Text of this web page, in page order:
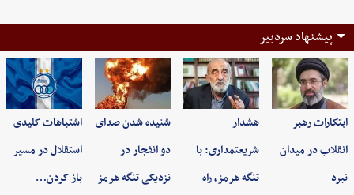
پیشنهاد سردبیر
ابتکارات رهبر
انقلاب در میدان
نبرد
هشدار
شریعتمداری: با
تنگه هرمز، راه
شنیده شدن صدای
دو انفجار در
نزدیکی تنگه هرمز
اشتباهات کلیدی
استقلال در مسیر
باز کردن…